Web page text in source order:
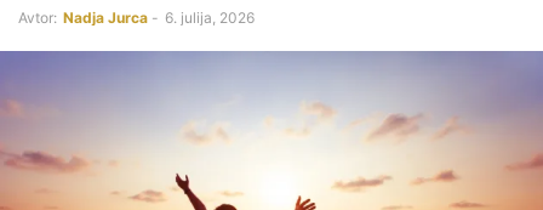
Avtor: Nadja Jurca - 6. julija, 2026